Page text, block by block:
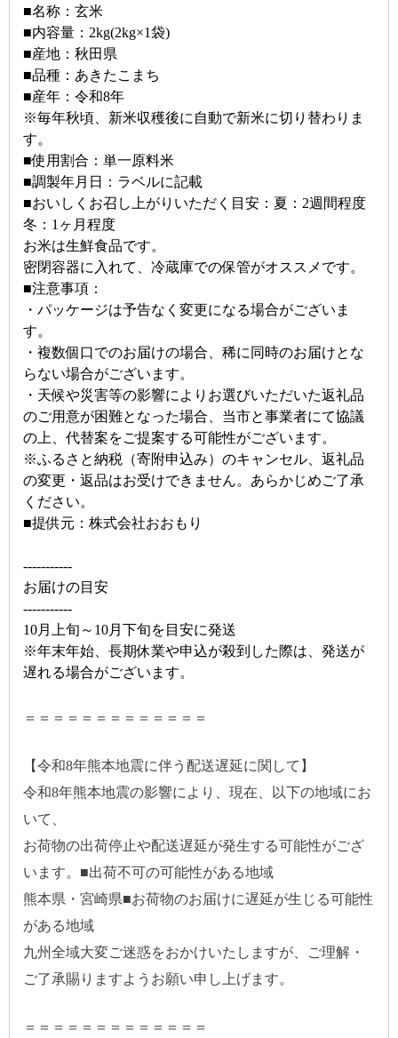
■名称：玄米
■内容量：2kg(2kg×1袋)
■産地：秋田県
■品種：あきたこまち
■産年：令和8年
※毎年秋頃、新米収穫後に自動で新米に切り替わりま
す。
■使用割合：単一原料米
■調製年月日：ラベルに記載
■おいしくお召し上がりいただく目安：夏：2週間程度
冬：1ヶ月程度
お米は生鮮食品です。
密閉容器に入れて、冷蔵庫での保管がオススメです。
■注意事項：
・パッケージは予告なく変更になる場合がございま
す。
・複数個口でのお届けの場合、稀に同時のお届けとな
らない場合がございます。
・天候や災害等の影響によりお選びいただいた返礼品
のご用意が困難となった場合、当市と事業者にて協議
の上、代替案をご提案する可能性がございます。
※ふるさと納税（寄附申込み）のキャンセル、返礼品
の変更・返品はお受けできません。あらかじめご了承
ください。
■提供元：株式会社おおもり
-----------
お届けの目安
-----------
10月上旬～10月下旬を目安に発送
※年末年始、長期休業や申込が殺到した際は、発送が
遅れる場合がございます。
＝＝＝＝＝＝＝＝＝＝＝＝＝
【令和8年熊本地震に伴う配送遅延に関して】
令和8年熊本地震の影響により、現在、以下の地域にお
いて、
お荷物の出荷停止や配送遅延が発生する可能性がござ
います。■出荷不可の可能性がある地域
熊本県・宮崎県■お荷物のお届けに遅延が生じる可能性
がある地域
九州全域大変ご迷惑をおかけいたしますが、ご理解・
ご了承賜りますようお願い申し上げます。
＝＝＝＝＝＝＝＝＝＝＝＝＝